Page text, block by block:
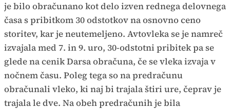
je bilo obračunano kot delo izven rednega delovnega
časa s pribitkom 30 odstotkov na osnovno ceno
storitev, kar je neutemeljeno. Avtovleka se je namreč
izvajala med 7. in 9. uro, 30-odstotni pribitek pa se
glede na cenik Darsa obračuna, če se vleka izvaja v
nočnem času. Poleg tega so na predračunu
obračunali vleko, ki naj bi trajala štiri ure, čeprav je
trajala le dve. Na obeh predračunih je bila